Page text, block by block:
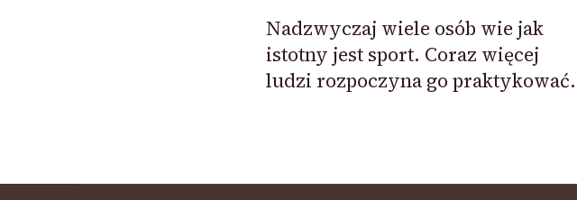
Nadzwyczaj wiele osób wie jak
istotny jest sport. Coraz więcej
ludzi rozpoczyna go praktykować.